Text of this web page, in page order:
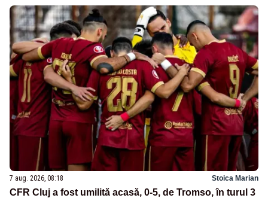
7 aug. 2026, 08:18 Stoica Marian
CFR Cluj a fost umilită acasă, 0-5, de Tromso, în turul 3